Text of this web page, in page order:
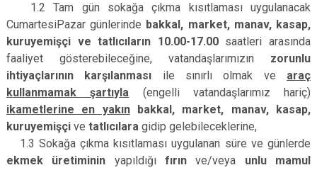
1.2 Tam gün sokağa çıkma kısıtlaması uygulanacak
Cumartesi­Pazar günlerinde bakkal, market, manav, kasap,
kuruyemişçi ve tatlıcıların 10.00­-17.00saatleri arasında
faaliyet gösterebileceğine, vatandaşlarımızın zorunlu
ihtiyaçlarının karşılanması ile sınırlı olmak ve araç
kullanmamak şartıyla (engelli vatandaşlarımız hariç)
ikametlerine en yakınbakkal, market, manav, kasap,
kuruyemişçi ve tatlıcılara gidip gelebileceklerine,
1.3 Sokağa çıkma kısıtlaması uygulanan süre ve günlerde
ekmek üretiminin yapıldığıfırın ve/veya unlu mamul